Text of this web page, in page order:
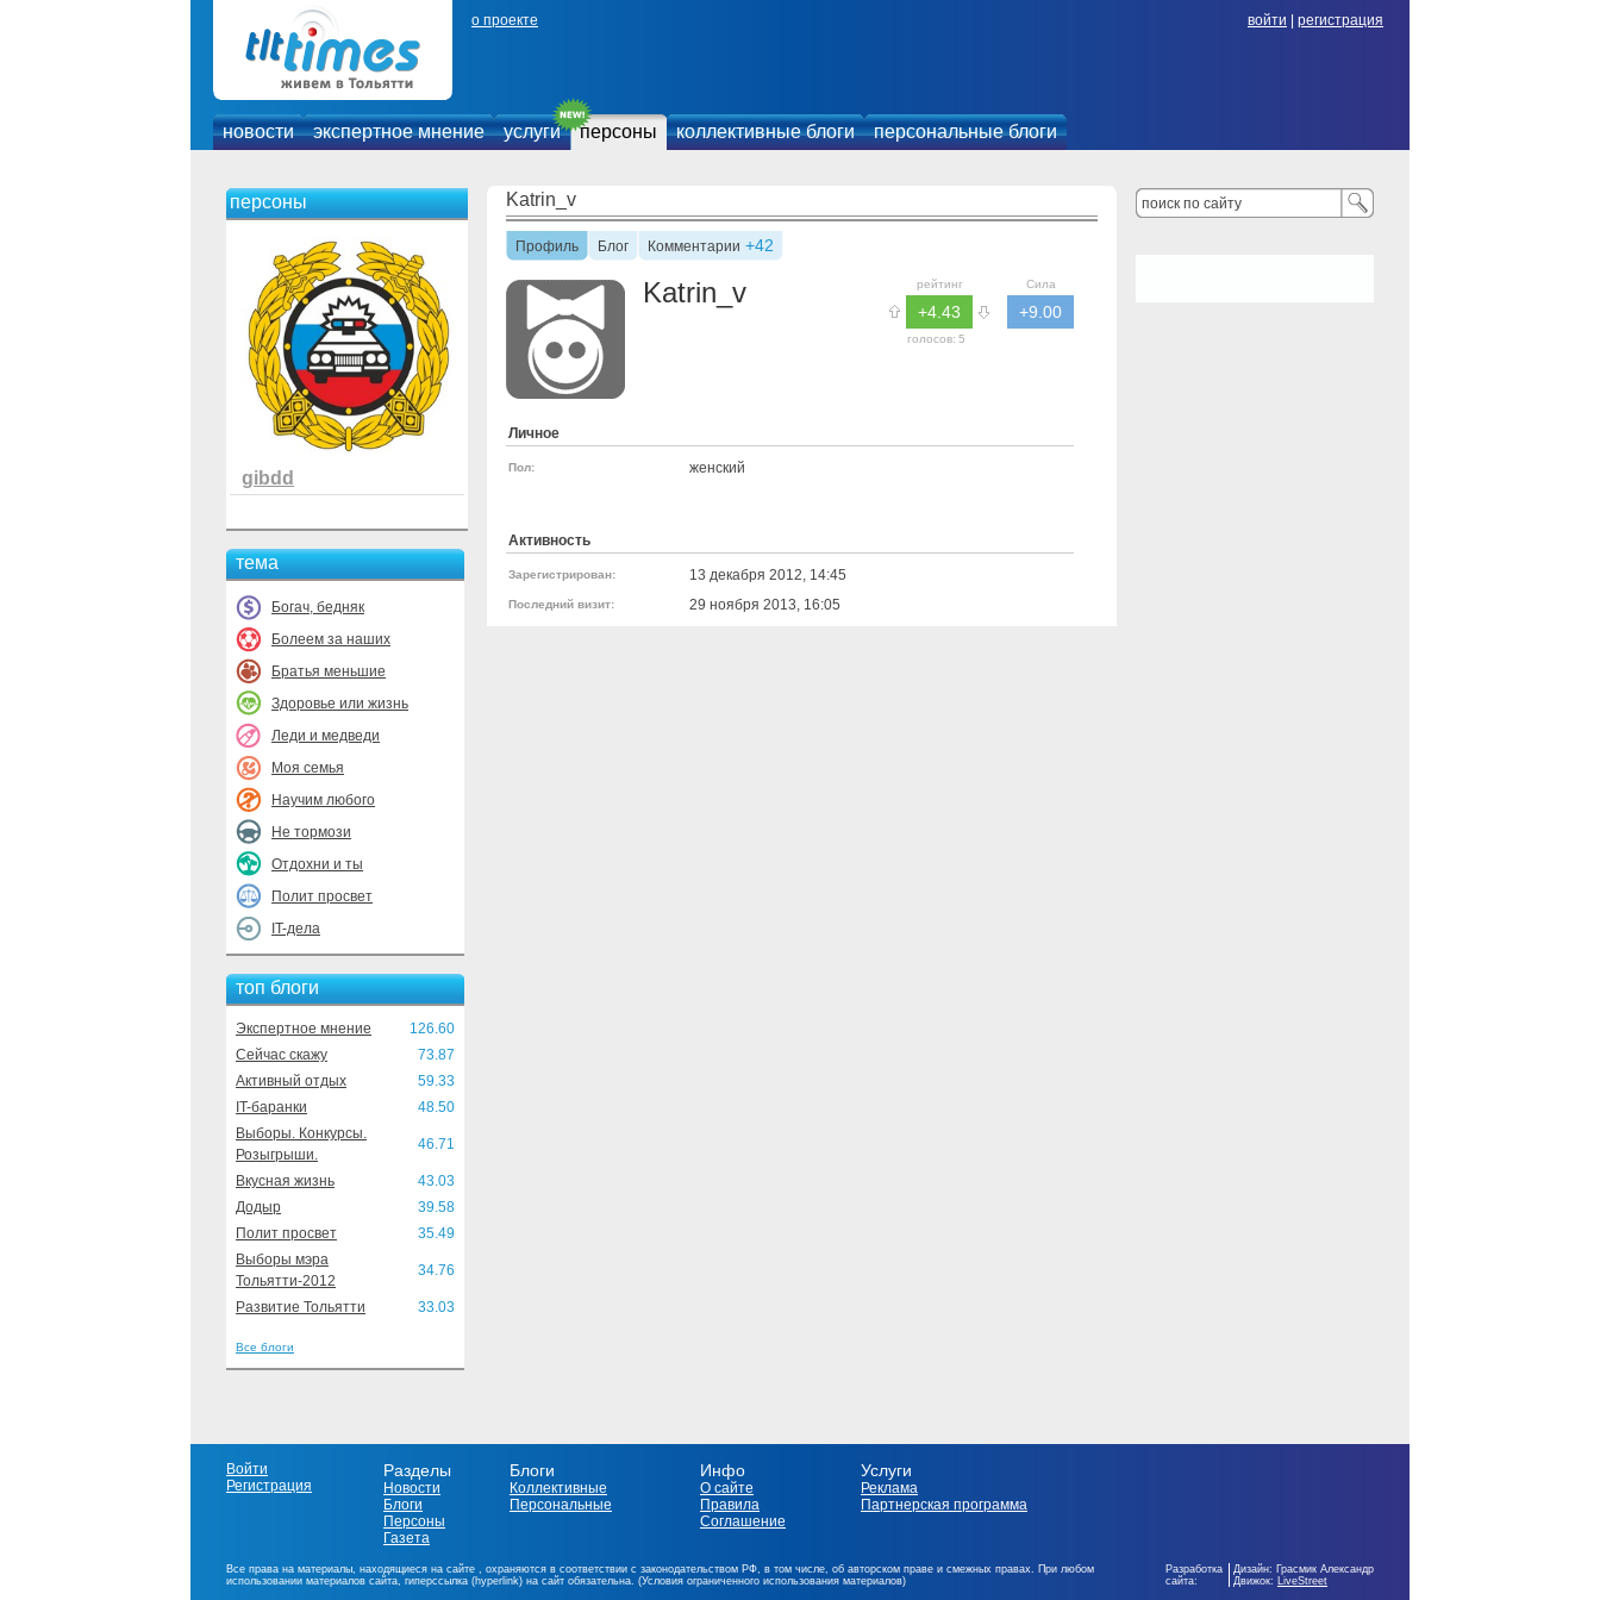
о проекте войти регистрация
новости экспертное мнение услуги персоны коллективные блоги персональные блоги
персоны
gibdd
тема
Богач, бедняк
Болеем за наших
Братья меньшие
Здоровье или жизнь
Леди и медведи
Моя семья
Научим любого
Не тормози
Отдохни и ты
Полит просвет
IT-дела
топ блоги
Экспертное мнение
126.60
Сейчас скажу
73.87
Активный отдых
59.33
IT-баранки
48.50
Выборы. Конкурсы.
Розыгрыши.
46.71
Вкусная жизнь
43.03
Додыр
39.58
Полит просвет
35.49
Выборы мэра
Тольятти-2012
34.76
Развитие Тольятти 33.03
Все блоги
Katrin_v
Профиль Блог Комментарии +42
Сила
+9.00
рейтинг
+4.43
голосов: 5
Katrin_v
Личное
Пол: женский
Активность
Зарегистрирован: 13 декабря 2012, 14:45
Последний визит: 29 ноября 2013, 16:05
Войти
Регистрация
Разделы
Новости
Блоги
Персоны
Газета
Блоги
Коллективные
Персональные
Инфо
О сайте
Правила
Соглашение
Услуги
Реклама
Партнерская программа
Все права на материалы, находящиеся на сайте , охраняются в соответствии с законодательством РФ, в том числе, об авторском праве и смежных правах. При любом
использовании материалов сайта, гиперссылка (hyperlink) на сайт обязательна. (Условия ограниченного использования материалов)
Разработка
сайта:
Дизайн: Грасмик Александр
Движок: LiveStreet